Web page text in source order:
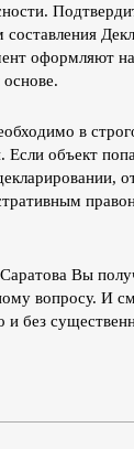
оформляют на
в
Если объект
Вы
вопросу. И
без